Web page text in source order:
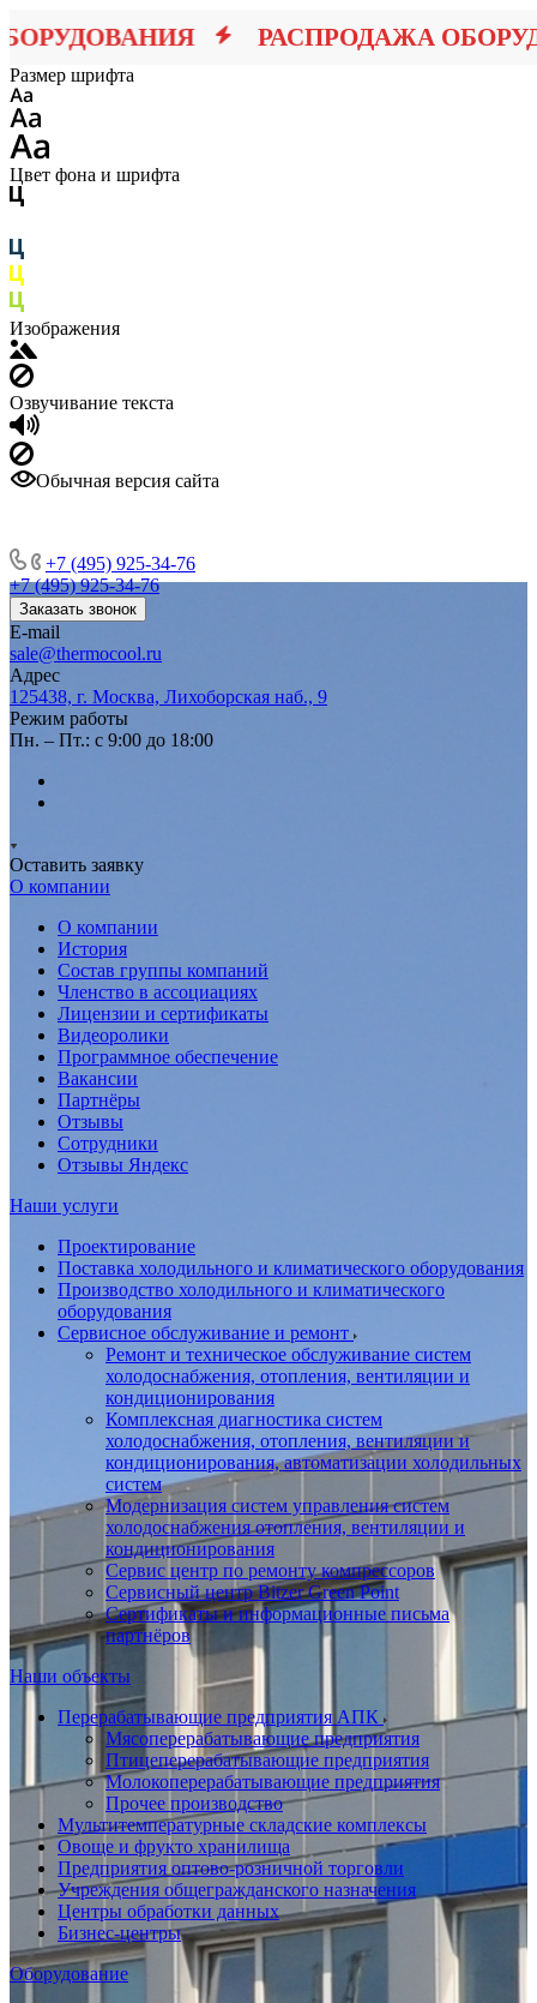
РАСПРОДАЖА
Размер шрифта
Цвет фона и шрифта
Изображения
Озвучивание текста
Обычная версия сайта
+7 (495) 925-34-76
+7 (495) 925-34-76
Заказать звонок
E-mail
sale@thermocool.ru
Адрес
125438, г. Москва, Лихоборская наб., 9
Режим работы
Пн. – Пт.: с 9:00 до 18:00
Оставить заявку
О компании
О компании
История
Состав группы компаний
Членство в ассоциациях
Лицензии и сертификаты
Видеоролики
Программное обеспечение
Вакансии
Партнёры
Отзывы
Сотрудники
Отзывы Яндекс
Наши услуги
Проектирование
Поставка холодильного и климатического оборудования
Производство холодильного и климатического
оборудования
Сервисное обслуживание и ремонт
Ремонт и техническое обслуживание систем
холодоснабжения, отопления, вентиляции и
кондиционирования
Комплексная диагностика систем
холодоснабжения, отопления, вентиляции и
кондиционирования, автоматизации холодильных
систем
Модернизация систем управления систем
холодоснабжения отопления, вентиляции и
кондиционирования
Сервис центр по ремонту компрессоров
Сервисный центр Bitzer Green Point
Сертификаты и информационные письма
партнёров
Наши объекты
Перерабатывающие предприятия АПК
Мясоперерабатывающие предприятия
Птицеперерабатывающие предприятия
Молокоперерабатывающие предприятия
Прочее производство
Мультитемпературные складские комплексы
Овоще и фрукто хранилища
Предприятия оптово-розничной торговли
Учреждения общегражданского назначения
Центры обработки данных
Бизнес-центры
Оборудование